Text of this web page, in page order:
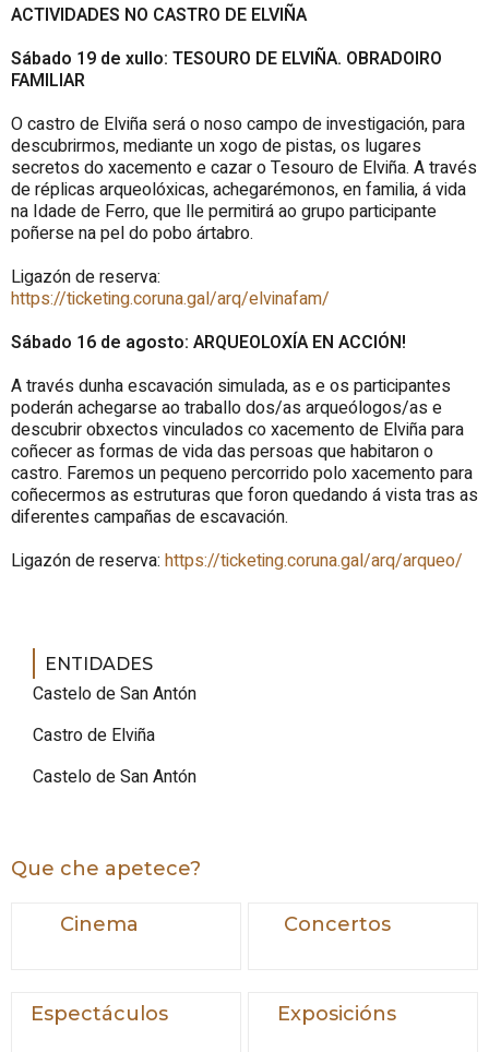
ACTIVIDADES NO CASTRO DE ELVIÑA
Sábado 19 de xullo: TESOURO DE ELVIÑA. OBRADOIRO
FAMILIAR
O castro de Elviña será o noso campo de investigación, para
descubrirmos, mediante un xogo de pistas, os lugares
secretos do xacemento e cazar o Tesouro de Elviña. A través
de réplicas arqueolóxicas, achegarémonos, en familia, á vida
na Idade de Ferro, que lle permitirá ao grupo participante
poñerse na pel do pobo ártabro.
Ligazón de reserva:
https://ticketing.coruna.gal/arq/elvinafam/
Sábado 16 de agosto: ARQUEOLOXÍA EN ACCIÓN!
A través dunha escavación simulada, as e os participantes
poderán achegarse ao traballo dos/as arqueólogos/as e
descubrir obxectos vinculados co xacemento de Elviña para
coñecer as formas de vida das persoas que habitaron o
castro. Faremos un pequeno percorrido polo xacemento para
coñecermos as estruturas que foron quedando á vista tras as
diferentes campañas de escavación.
Ligazón de reserva: https://ticketing.coruna.gal/arq/arqueo/
ENTIDADES
Castelo de San Antón
Castro de Elviña
Castelo de San Antón
Que che apetece?
Cinema Concertos
Espectáculos Exposicións